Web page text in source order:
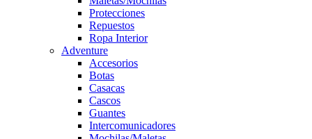
Protecciones
Repuestos
Ropa Interior
Adventure
Accesorios
Botas
Casacas
Cascos
Guantes
Intercomunicadores